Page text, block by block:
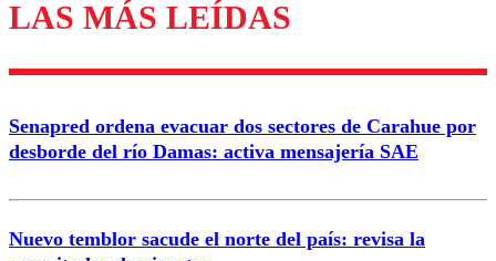
LAS MÁS LEÍDAS
Senapred ordena evacuar dos sectores de Carahue por
desborde del río Damas: activa mensajería SAE
Nuevo temblor sacude el norte del país: revisa la